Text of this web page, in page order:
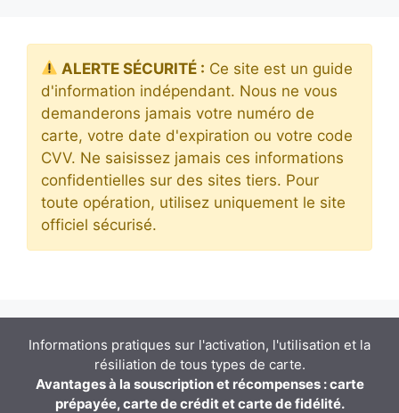
ALERTE SÉCURITÉ : Ce site est un guide
d'information indépendant. Nous ne vous
demanderons jamais votre numéro de
carte, votre date d'expiration ou votre code
CVV. Ne saisissez jamais ces informations
confidentielles sur des sites tiers. Pour
toute opération, utilisez uniquement le site
officiel sécurisé.
Informations pratiques sur l'activation, l'utilisation et la
résiliation de tous types de carte.
Avantages à la souscription et récompenses : carte
prépayée, carte de crédit et carte de fidélité.